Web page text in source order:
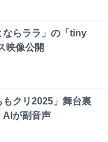
ならララ」の「tiny
映像公開
もクリ2025」舞台裏
AIが副音声